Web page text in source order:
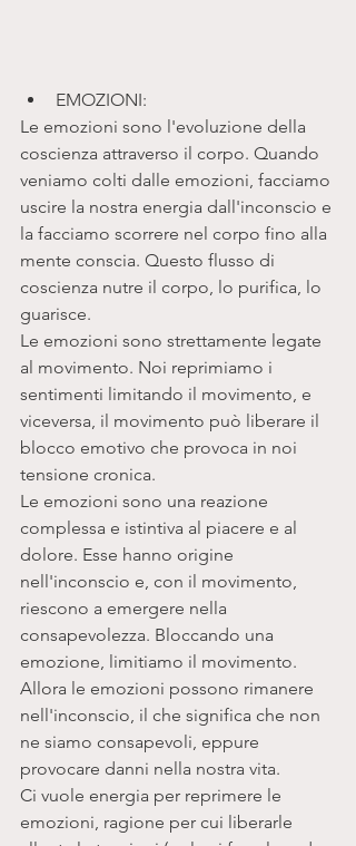
EMOZIONI:
Le emozioni sono l'evoluzione della
coscienza attraverso il corpo. Quando
veniamo colti dalle emozioni, facciamo
uscire la nostra energia dall'inconscio e
la facciamo scorrere nel corpo fino alla
mente conscia. Questo flusso di
coscienza nutre il corpo, lo purifica, lo
guarisce.
Le emozioni sono strettamente legate
al movimento. Noi reprimiamo i
sentimenti limitando il movimento, e
viceversa, il movimento può liberare il
blocco emotivo che provoca in noi
tensione cronica.
Le emozioni sono una reazione
complessa e istintiva al piacere e al
dolore. Esse hanno origine
nell'inconscio e, con il movimento,
riescono a emergere nella
consapevolezza. Bloccando una
emozione, limitiamo il movimento.
Allora le emozioni possono rimanere
nell'inconscio, il che significa che non
ne siamo consapevoli, eppure
provocare danni nella nostra vita.
Ci vuole energia per reprimere le
emozioni, ragione per cui liberarle